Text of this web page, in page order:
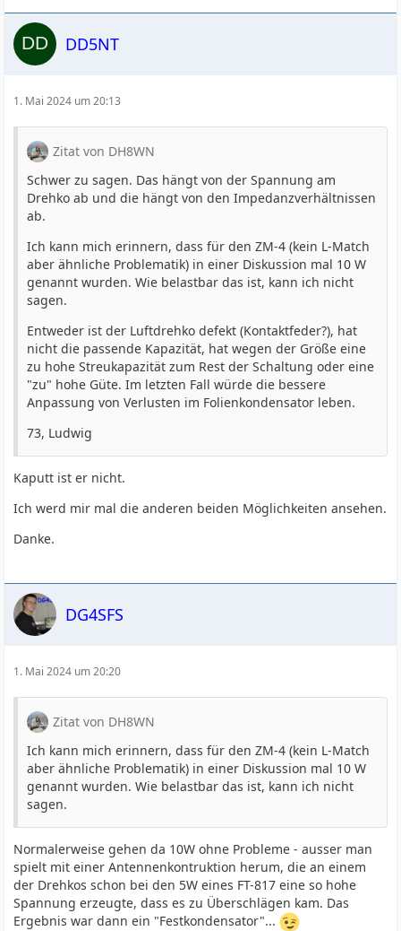
DD5NT
1. Mai 2024 um 20:13
Zitat von DH8WN
Schwer zu sagen. Das hängt von der Spannung am
Drehko ab und die hängt von den Impedanzverhältnissen
ab.
Ich kann mich erinnern, dass für den ZM-4 (kein L-Match
aber ähnliche Problematik) in einer Diskussion mal 10 W
genannt wurden. Wie belastbar das ist, kann ich nicht
sagen.
Entweder ist der Luftdrehko defekt (Kontaktfeder?), hat
nicht die passende Kapazität, hat wegen der Größe eine
zu hohe Streukapazität zum Rest der Schaltung oder eine
"zu" hohe Güte. Im letzten Fall würde die bessere
Anpassung von Verlusten im Folienkondensator leben.
73, Ludwig
Kaputt ist er nicht.
Ich werd mir mal die anderen beiden Möglichkeiten ansehen.
Danke.
DG4SFS
1. Mai 2024 um 20:20
Zitat von DH8WN
Ich kann mich erinnern, dass für den ZM-4 (kein L-Match
aber ähnliche Problematik) in einer Diskussion mal 10 W
genannt wurden. Wie belastbar das ist, kann ich nicht
sagen.
Normalerweise gehen da 10W ohne Probleme - ausser man
spielt mit einer Antennenkontruktion herum, die an einem
der Drehkos schon bei den 5W eines FT-817 eine so hohe
Spannung erzeugte, dass es zu Überschlägen kam. Das
Ergebnis war dann ein "Festkondensator"...